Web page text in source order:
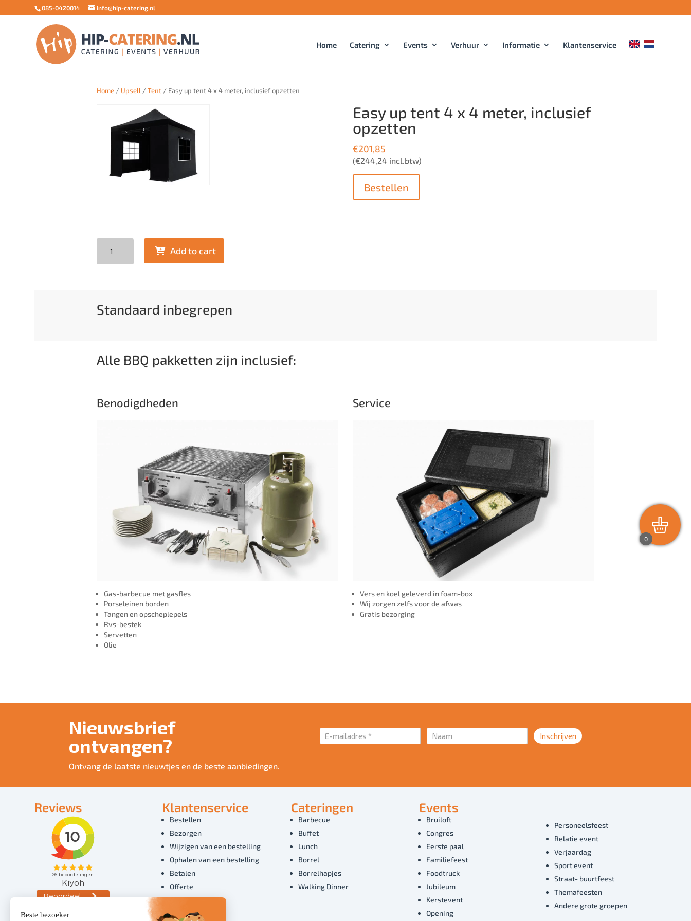
085-0420014 info@hip-catering.nl
Home Catering Events Verhuur Informatie Klantenservice
Home / Upsell /Tent / Easy up tent 4 x 4 meter, inclusief opzetten
Easy up tent 4 x 4 meter, inclusief
opzetten
€201,85
(€244,24 incl.btw)
Bestellen
Add to cart
Standaard inbegrepen
Alle BBQ pakketten zijn inclusief:
Benodigdheden
Gas-barbecue met gasfles
Porseleinen borden
Tangen en opscheplepels
Rvs-bestek
Servetten
Olie
Service
Vers en koel geleverd in foam-box
Wij zorgen zelfs voor de afwas
Gratis bezorging
Nieuwsbrief
ontvangen?
Ontvang de laatste nieuwtjes en de beste aanbiedingen.
Inschrijven
Reviews Klantenservice
Bestellen
Bezorgen
Wijzigen van een bestelling
Ophalen van een bestelling
Betalen
Offerte
Overige
Cateringen
Barbecue
Buffet
Lunch
Borrel
Borrelhapjes
Walking Dinner
Events
Bruiloft
Congres
Eerste paal
Familiefeest
Foodtruck
Jubileum
Kerstevent
Opening
Personeelsfeest
Relatie event
Verjaardag
Sport event
Straat- buurtfeest
Themafeesten
Andere grote groepen
0